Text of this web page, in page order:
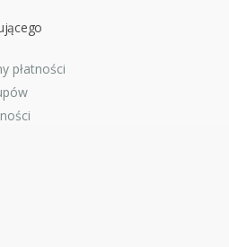
płatności